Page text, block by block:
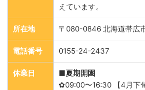
えています。
所在地 〒080-0846 北海道帯広
電話番号 0155-24-2437
休業日
■夏期開園
✿09:00〜16:30 【4月下